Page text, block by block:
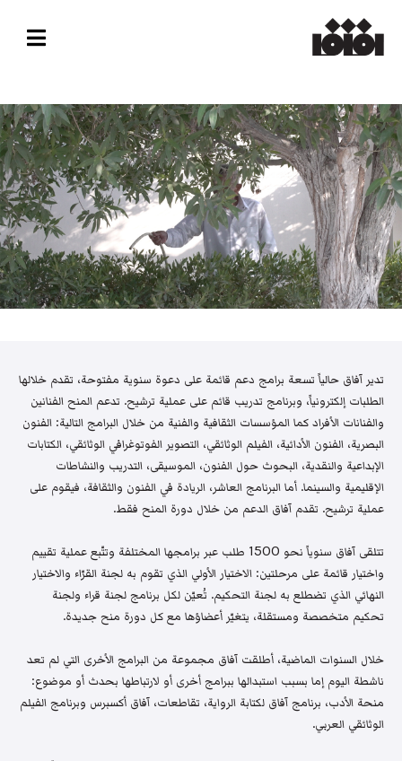
تدير آفاق حالياً تسعة برامج دعم قائمة على دعوة سنوية مفتوحة، تقدم خلالها
الطلبات إلكترونياً، وبرنامج تدريب قائم على عملية ترشيح. تدعم المنح الفنانين
والفنانات الأفراد كما المؤسسات الثقافية والفنية من خلال البرامج التالية: الفنون
البصرية، الفنون الأدائية، الفيلم الوثائقي، التصوير الفوتوغرافي الوثائقي، الكتابات
الإبداعية والنقدية، البحوث حول الفنون، الموسيقى، التدريب والنشاطات
الإقليمية والسينما. أما البرنامج العاشر، الريادة في الفنون والثقافة، فيقوم على
عملية ترشيح. تقدم آفاق الدعم من خلال دورة المنح فقط.
تتلقى آفاق سنوياً نحو 1500 طلب عبر برامجها المختلفة وتتّبع عملية تقييم
واختيار قائمة على مرحلتين: الاختيار الأولي الذي تقوم به لجنة القرّاء والاختيار
النهائي الذي تضطلع به لجنة التحكيم. تُعيّن لكل برنامج لجنة قراء ولجنة
تحكيم متخصصة ومستقلة، يتغيّر أعضاؤها مع كل دورة منح جديدة.
خلال السنوات الماضية، أطلقت آفاق مجموعة من البرامج الأخرى التي لم تعد
ناشطة اليوم إما بسبب استبدالها ببرامج أخرى أو لارتباطها بحدث أو موضوع:
منحة الأدب، برنامج آفاق لكتابة الرواية، تقاطعات، آفاق أكسبرس وبرنامج الفيلم
الوثائقي العربي.